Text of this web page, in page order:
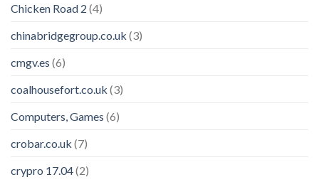
Chicken Road 2 (4)
chinabridgegroup.co.uk (3)
cmgv.es (6)
coalhousefort.co.uk (3)
Computers, Games (6)
crobar.co.uk (7)
crypro 17.04(2)